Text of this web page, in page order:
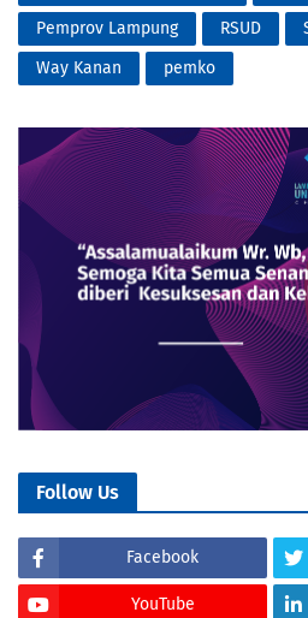
Pemprov Lampung
RSUD
Way Kanan
pemko
Follow Us
Facebook
YouTube